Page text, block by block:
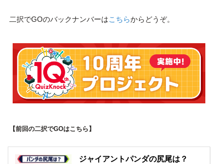
二択でGOのバックナンバーはこちらからどうぞ。
【前回の二択でGOはこちら】
ジャイアントパンダの尻尾は？